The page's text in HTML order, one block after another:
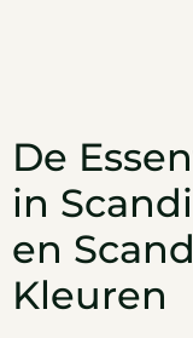
De
in
en
Kleuren